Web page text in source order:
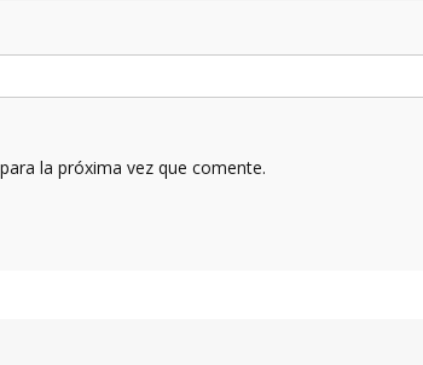
la próxima vez que comente.